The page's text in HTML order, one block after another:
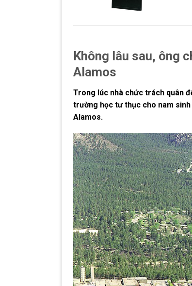
Không lâu sau, ông
Alamos
Trong lúc nhà chức trách quân
trường học tư thục cho nam
Alamos.